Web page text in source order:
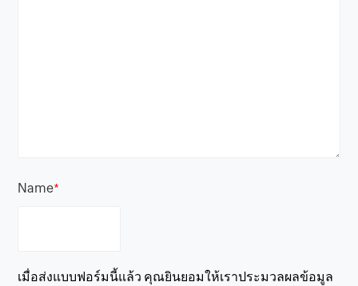
Name*
เมื่อส่งแบบฟอร์มนี้แล้ว คุณยินยอมให้เราประมวลผลข้อมูล